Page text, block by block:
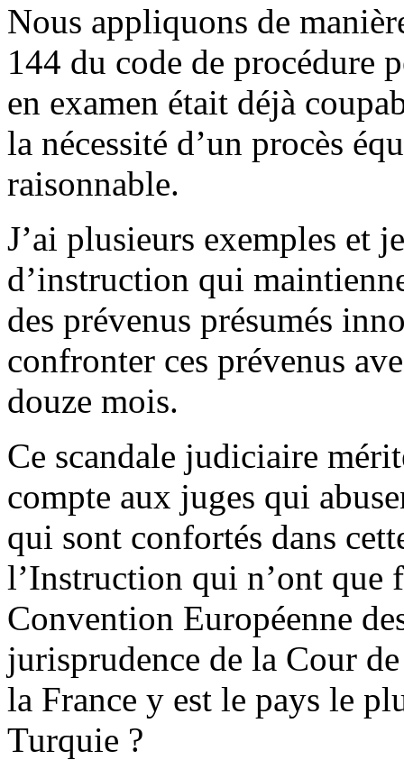
Nous appliquons de
144 du code de procédure
en examen était déjà
la nécessité d’un procès
raisonnable.
J’ai plusieurs exemples et
d’instruction qui
des prévenus présumés
confronter ces prévenus
douze mois.
Ce scandale judiciaire
compte aux juges qui
qui sont confortés dans
l’Instruction qui n’ont que
Convention Européenne
jurisprudence de la Cour
la France y est le pays le
Turquie ?